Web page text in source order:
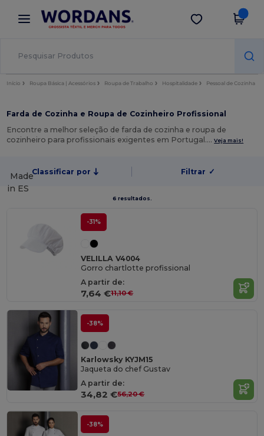
× App Wordans
Melhores preços na app!
Obter app
Início Roupa Básica | Acessórios Roupa de Trabalho Hospitalidade Pessoal de Cozinha
Farda de Cozinha e Roupa de Cozinheiro Profissional
Encontre a melhor seleção de farda de cozinha e roupa de
cozinheiro para profissionais exigentes em Portugal.…Veja mais!
Classificar por Filtrar ✓
6 resultados.
Made
in ES
-31%
VELILLA V4004
Gorro chartlotte profissional
A partir de:
7,64 €11,10 €
-38%
Karlowsky KYJM15
Jaqueta do chef Gustav
A partir de:
34,82 €56,20 €
-38%